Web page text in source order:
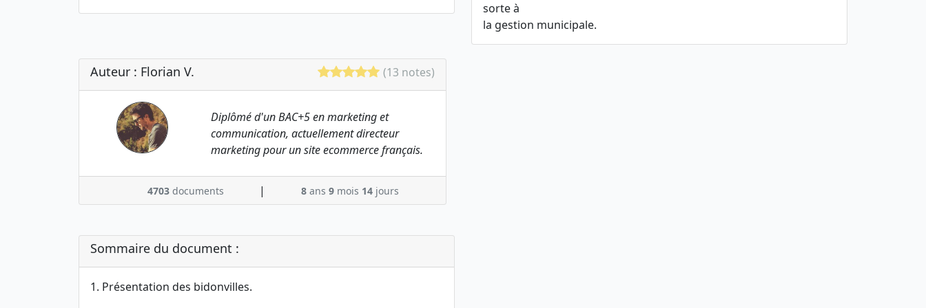
sorte à
la gestion municipale.
Auteur : Florian V. (13 notes)
Diplômé d'un BAC+5 en marketing et
communication, actuellement directeur
marketing pour un site ecommerce français.
4703 documents | 8ans 9mois 14jours
Sommaire du document :
1. Présentation des bidonvilles.